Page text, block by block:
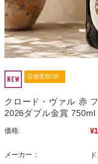
店舗受取OK
クロード・ヴァル 赤
2026ダブル金賞 750ml
価格:
メーカー：